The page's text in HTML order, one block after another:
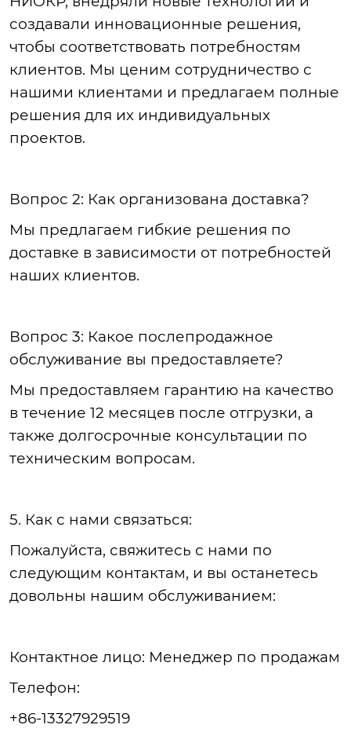
создавали инновационные решения,
чтобы соответствовать потребностям
клиентов. Мы ценим сотрудничество с
нашими клиентами и предлагаем полные
решения для их индивидуальных
проектов.
Вопрос 2: Как организована доставка?
Мы предлагаем гибкие решения по
доставке в зависимости от потребностей
наших клиентов.
Вопрос 3: Какое послепродажное
обслуживание вы предоставляете?
Мы предоставляем гарантию на качество
в течение 12 месяцев после отгрузки, а
также долгосрочные консультации по
техническим вопросам.
5. Как с нами связаться:
Пожалуйста, свяжитесь с нами по
следующим контактам, и вы останетесь
довольны нашим обслуживанием:
Контактное лицо: Менеджер по продажам
Телефон:
+86-13327929519